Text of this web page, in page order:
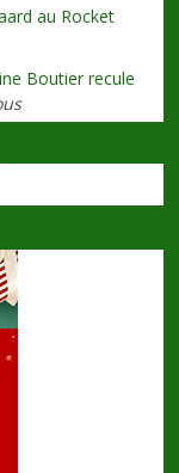
au Rocket
Boutier recule